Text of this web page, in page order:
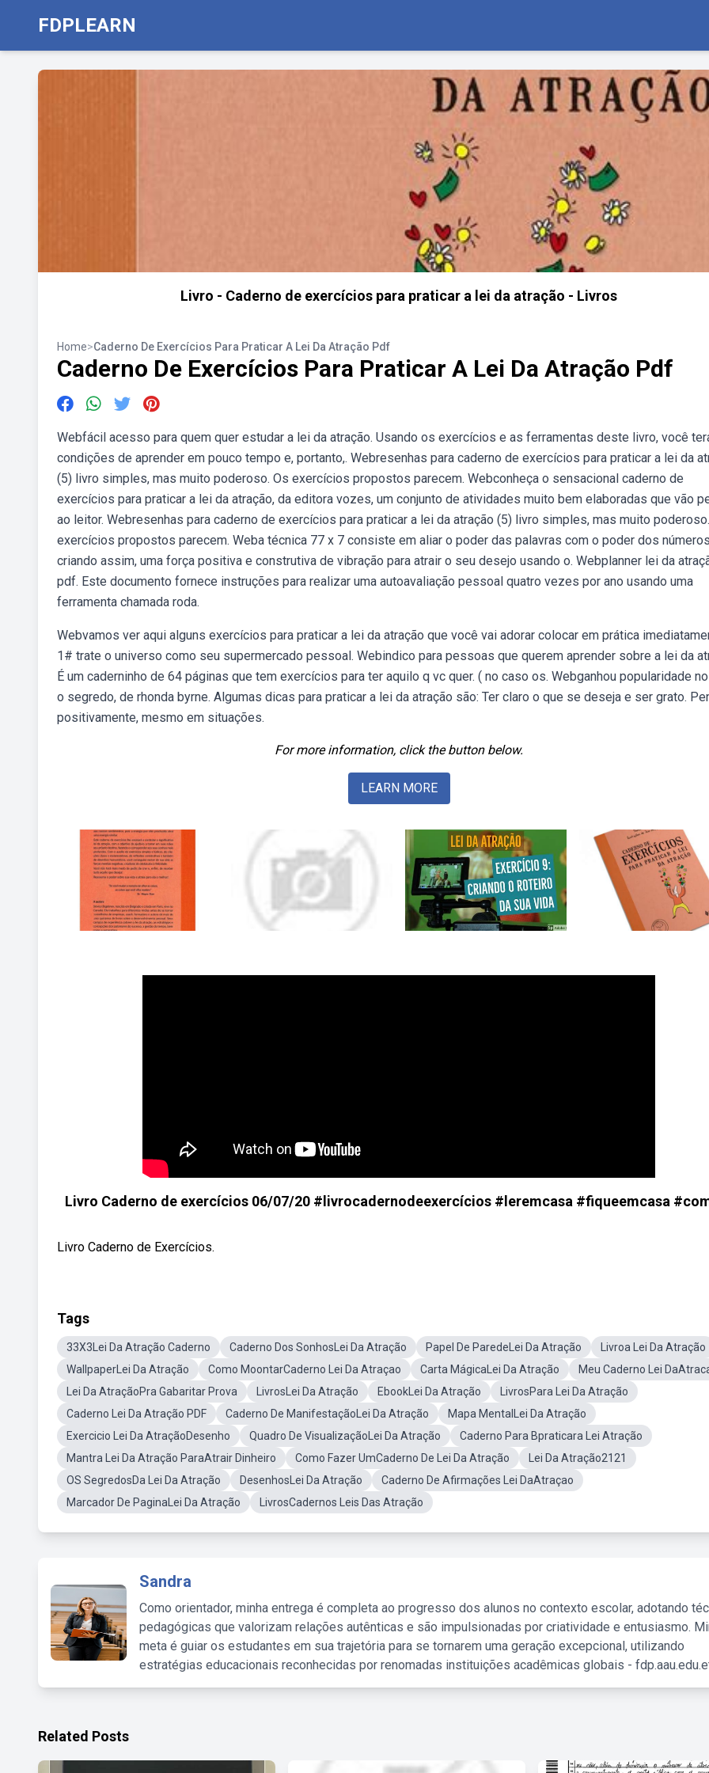
FDPLEARN
Livro - Caderno de exercícios para praticar a lei da atração - Livros
Home>Caderno De Exercícios Para Praticar A Lei Da Atração Pdf
Caderno De Exercícios Para Praticar A Lei Da Atração Pdf
Webfácil acesso para quem quer estudar a lei da atração. Usando os exercícios e as ferramentas deste livro, você
condições de aprender em pouco tempo e, portanto,. Webresenhas para caderno de exercícios para praticar a lei da
(5) livro simples, mas muito poderoso. Os exercícios propostos parecem. Webconheça o sensacional caderno de
exercícios para praticar a lei da atração, da editora vozes, um conjunto de atividades muito bem elaboradas que vão
ao leitor. Webresenhas para caderno de exercícios para praticar a lei da atração (5) livro simples, mas muito
exercícios propostos parecem. Weba técnica 77 x 7 consiste em aliar o poder das palavras com o poder dos
criando assim, uma força positiva e construtiva de vibração para atrair o seu desejo usando o. Webplanner lei da
pdf. Este documento fornece instruções para realizar uma autoavaliação pessoal quatro vezes por ano usando uma
ferramenta chamada roda.
Webvamos ver aqui alguns exercícios para praticar a lei da atração que você vai adorar colocar em prática
1# trate o universo como seu supermercado pessoal. Webindico para pessoas que querem aprender sobre a lei da
É um caderninho de 64 páginas que tem exercícios para ter aquilo q vc quer. ( no caso os. Webganhou popularidade
o segredo, de rhonda byrne. Algumas dicas para praticar a lei da atração são: Ter claro o que se deseja e ser grato.
positivamente, mesmo em situações.
For more information, click the button below.
LEARN MORE
Livro Caderno de exercícios 06/07/20 #livrocadernodeexercícios #leremcasa #fiqueemcasa
Livro Caderno de Exercícios.
Tags
33X3Lei Da Atração Caderno Caderno Dos SonhosLei Da Atração Papel De ParedeLei Da Atração
Livroa Lei Da Atração
WallpaperLei Da Atração
Como MoontarCaderno Lei Da Atraçao Carta MágicaLei Da Atração
Meu Caderno Lei
Lei Da AtraçãoPra Gabaritar Prova
LivrosLei Da Atração EbookLei Da Atração
LivrosPara Lei Da Atração
Caderno Lei Da Atração PDF
Caderno De ManifestaçãoLei Da Atração
Mapa MentalLei Da Atração
Exercicio Lei Da AtraçãoDesenho
Quadro De VisualizaçãoLei Da Atração
Caderno Para Bpraticara Lei Atração
Mantra Lei Da Atração ParaAtrair Dinheiro
Como Fazer UmCaderno De Lei Da Atração
Lei Da Atração2121
OS SegredosDa Lei Da Atração
DesenhosLei Da Atração
Caderno De Afirmações Lei DaAtraçao
Marcador De PaginaLei Da Atração
LivrosCadernos Leis Das Atração
Sandra
Como orientador, minha entrega é completa ao progresso dos alunos no contexto escolar, adotando
pedagógicas que valorizam relações autênticas e são impulsionadas por criatividade e entusiasmo.
meta é guiar os estudantes em sua trajetória para se tornarem uma geração excepcional, utilizando
estratégias educacionais reconhecidas por renomadas instituições acadêmicas globais -
Related Posts